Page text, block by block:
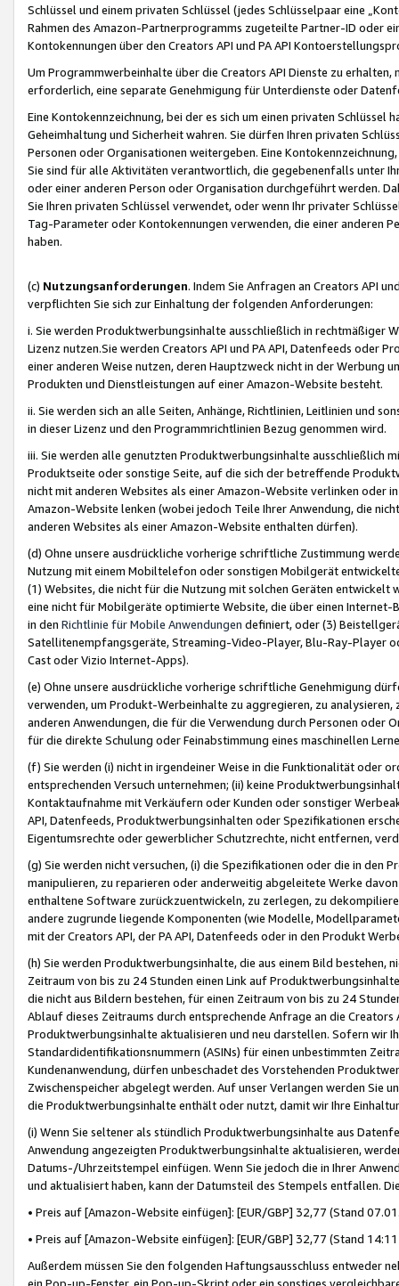
Schlüssel und einem privaten Schlüssel (jedes Schlüsselpaar eine
Rahmen des Amazon-Partnerprogramms zugeteilte Partner-ID oder
Kontokennungen über den Creators API und PA API
Um Programmwerbeinhalte über die Creators API Dienste zu
erforderlich, eine separate Genehmigung für Unterdienste oder
Eine Kontokennzeichnung, bei der es sich um einen privaten
Geheimhaltung und Sicherheit wahren. Sie dürfen Ihren privaten
Personen oder Organisationen weitergeben. Eine
Sie sind für alle Aktivitäten verantwortlich, die gegebenenfalls unter
oder einer anderen Person oder Organisation durchgeführt werden.
Sie Ihren privaten Schlüssel verwendet, oder wenn Ihr privater
Tag-Parameter oder Kontokennungen verwenden, die einer anderen
haben.
(c) Nutzungsanforderungen. Indem Sie Anfragen an Creators API
verpflichten Sie sich zur Einhaltung der folgenden Anforderungen:
i. Sie werden Produktwerbungsinhalte ausschließlich in rechtmäßiger
Lizenz nutzen.Sie werden Creators API und PA API, Datenfeeds oder
einer anderen Weise nutzen, deren Hauptzweck nicht in der Werbung
Produkten und Dienstleistungen auf einer Amazon-Website besteht.
ii. Sie werden sich an alle Seiten, Anhänge, Richtlinien, Leitlinien und
in dieser Lizenz und den Programmrichtlinien Bezug genommen wird.
iii. Sie werden alle genutzten Produktwerbungsinhalte ausschließlich
Produktseite oder sonstige Seite, auf die sich der betreffende
nicht mit anderen Websites als einer Amazon-Website verlinken oder
Amazon-Website lenken (wobei jedoch Teile Ihrer Anwendung, die
anderen Websites als einer Amazon-Website enthalten dürfen).
(d) Ohne unsere ausdrückliche vorherige schriftliche Zustimmung
Nutzung mit einem Mobiltelefon oder sonstigen Mobilgerät
(1) Websites, die nicht für die Nutzung mit solchen Geräten
eine nicht für Mobilgeräte optimierte Website, die über einen
in den Richtlinie für Mobile Anwendungen definiert, oder (3)
Satellitenempfangsgeräte, Streaming-Video-Player, Blu-Ray-Player
Cast oder Vizio Internet-Apps).
(e) Ohne unsere ausdrückliche vorherige schriftliche Genehmigung
verwenden, um Produkt-Werbeinhalte zu aggregieren, zu
anderen Anwendungen, die für die Verwendung durch Personen
für die direkte Schulung oder Feinabstimmung eines maschinellen
(f) Sie werden (i) nicht in irgendeiner Weise in die Funktionalität oder
entsprechenden Versuch unternehmen; (ii) keine
Kontaktaufnahme mit Verkäufern oder Kunden oder sonstiger
API, Datenfeeds, Produktwerbungsinhalten oder Spezifikationen
Eigentumsrechte oder gewerblicher Schutzrechte, nicht entfernen,
(g) Sie werden nicht versuchen, (i) die Spezifikationen oder die in
manipulieren, zu reparieren oder anderweitig abgeleitete Werke
enthaltene Software zurückzuentwickeln, zu zerlegen, zu
andere zugrunde liegende Komponenten (wie Modelle,
mit der Creators API, der PA API, Datenfeeds oder in den Produkt
(h) Sie werden Produktwerbungsinhalte, die aus einem Bild bestehen,
Zeitraum von bis zu 24 Stunden einen Link auf
die nicht aus Bildern bestehen, für einen Zeitraum von bis zu 24
Ablauf dieses Zeitraums durch entsprechende Anfrage an die
Produktwerbungsinhalte aktualisieren und neu darstellen. Sofern wir
Standardidentifikationsnummern (ASINs) für einen unbestimmten
Kundenanwendung, dürfen unbeschadet des Vorstehenden
Zwischenspeicher abgelegt werden. Auf unser Verlangen werden Sie
die Produktwerbungsinhalte enthält oder nutzt, damit wir Ihre
(i) Wenn Sie seltener als stündlich Produktwerbungsinhalte aus
Anwendung angezeigten Produktwerbungsinhalte aktualisieren,
Datums-/Uhrzeitstempel einfügen. Wenn Sie jedoch die in Ihrer
und aktualisiert haben, kann der Datumsteil des Stempels entfallen.
• Preis auf [Amazon-Website einfügen]: [EUR/GBP] 32,77 (Stand
• Preis auf [Amazon-Website einfügen]: [EUR/GBP] 32,77 (Stand
Außerdem müssen Sie den folgenden Haftungsausschluss entweder
ein Pop-up-Fenster, ein Pop-up-Skript oder ein sonstiges